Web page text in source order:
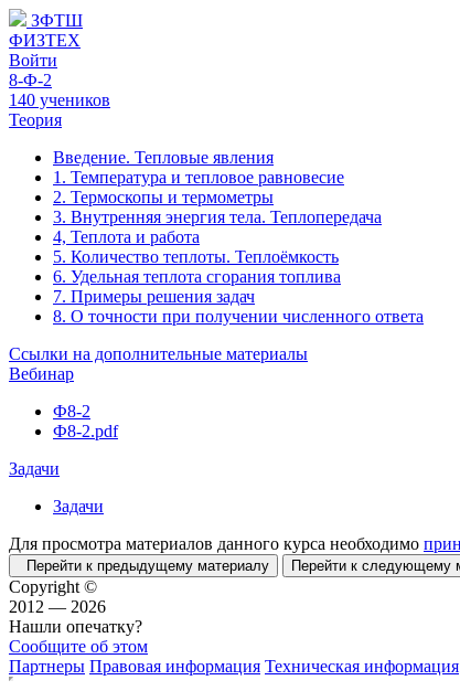
ЗФТШ
ФИЗТЕХ
Войти
8-Ф-2
140 учеников
Теория
Введение. Тепловые явления
1. Температура и тепловое равновесие
2. Термоскопы и термометры
3. Внутренняя энергия тела. Теплопередача
4, Теплота и работа
5. Количество теплоты. Теплоёмкость
6. Удельная теплота сгорания топлива
7. Примеры решения задач
8. О точности при получении численного ответа
Ссылки на дополнительные материалы
Вебинар
Ф8-2
Ф8-2.pdf
Задачи
Задачи
Для просмотра материалов данного курса необходимо
Перейти к предыдущему материалу Перейти к следующему
Copyright ©
2012 — 2026
Нашли опечатку?
Сообщите об этом
Партнеры Правовая информация Техническая информация